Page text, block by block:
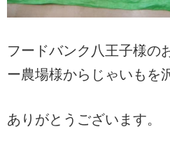
フードバンク八王子様の
ー農場様からじゃいもを
ありがとうございます。